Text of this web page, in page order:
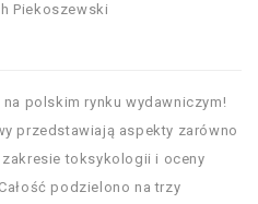
Piekoszewski
polskim rynku wydawniczym!
przedstawiają aspekty zarówno
toksykologii i oceny
podzielono na trzy